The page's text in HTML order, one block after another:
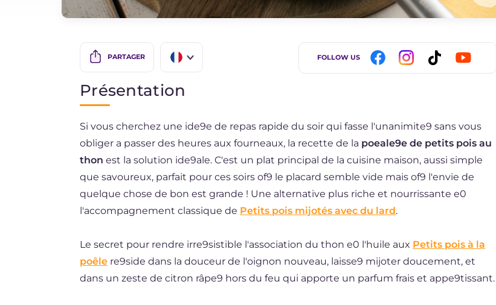
YouTube
PARTAGER
DE
NL
BR
FOLLOW US
Présentation
Si vous cherchez une ide9e de repas rapide du soir qui fasse l'unanimite9 sans vous
obliger a passer des heures aux fourneaux, la recette de la poeale9e de petits pois au
thon est la solution ide9ale. C'est un plat principal de la cuisine maison, aussi simple
que savoureux, parfait pour ces soirs of9 le placard semble vide mais of9 l'envie de
quelque chose de bon est grande ! Une alternative plus riche et nourrissante e0
l'accompagnement classique de Petits pois mijotés avec du lard.
Le secret pour rendre irre9sistible l'association du thon e0 l'huile aux Petits pois à la
poêle re9side dans la douceur de l'oignon nouveau, laisse9 mijoter doucement, et
dans un zeste de citron râpe9 hors du feu qui apporte un parfum frais et appe9tissant.